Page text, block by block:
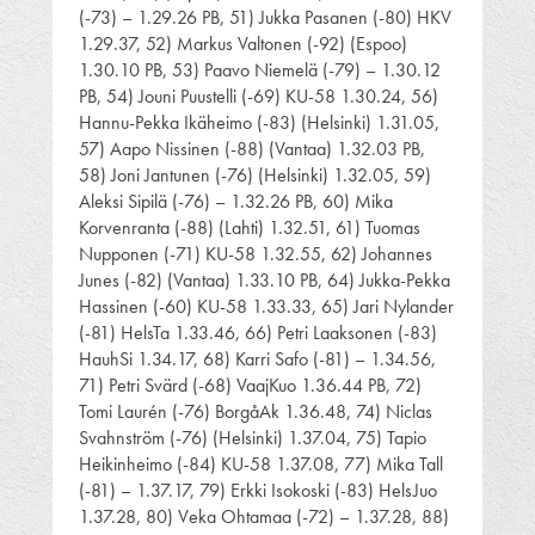
(-73) – 1.29.26 PB, 51) Jukka Pasanen (-80) HKV
1.29.37, 52) Markus Valtonen (-92) (Espoo)
1.30.10 PB, 53) Paavo Niemelä (-79) – 1.30.12
PB, 54) Jouni Puustelli (-69) KU-58 1.30.24, 56)
Hannu-Pekka Ikäheimo (-83) (Helsinki) 1.31.05,
57) Aapo Nissinen (-88) (Vantaa) 1.32.03 PB,
58) Joni Jantunen (-76) (Helsinki) 1.32.05, 59)
Aleksi Sipilä (-76) – 1.32.26 PB, 60) Mika
Korvenranta (-88) (Lahti) 1.32.51, 61) Tuomas
Nupponen (-71) KU-58 1.32.55, 62) Johannes
Junes (-82) (Vantaa) 1.33.10 PB, 64) Jukka-Pekka
Hassinen (-60) KU-58 1.33.33, 65) Jari Nylander
(-81) HelsTa 1.33.46, 66) Petri Laaksonen (-83)
HauhSi 1.34.17, 68) Karri Safo (-81) – 1.34.56,
71) Petri Svärd (-68) VaajKuo 1.36.44 PB, 72)
Tomi Laurén (-76) BorgåAk 1.36.48, 74) Niclas
Svahnström (-76) (Helsinki) 1.37.04, 75) Tapio
Heikinheimo (-84) KU-58 1.37.08, 77) Mika Tall
(-81) – 1.37.17, 79) Erkki Isokoski (-83) HelsJuo
1.37.28, 80) Veka Ohtamaa (-72) – 1.37.28, 88)